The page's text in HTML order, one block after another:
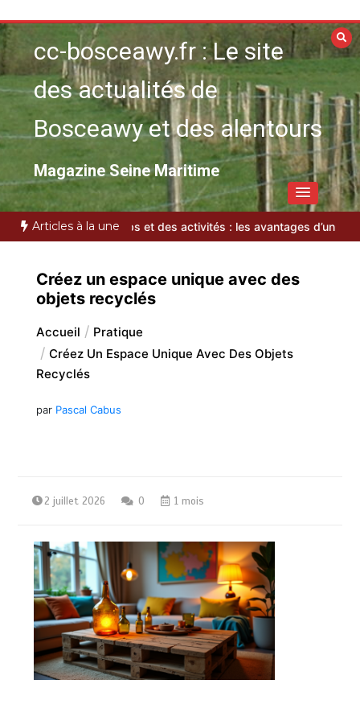
au
contenucc-bosceawy.fr : Le site
des actualités de
Bosceawy et des alentours
Magazine Seine Maritime
Articles à la une
gestion des temps et des activités : les avantages d’un logiciel
Créez un espace unique avec des
objets recyclés
Accueil
Pratique
Créez Un Espace Unique Avec Des Objets
Recyclés
par Pascal Cabus
2 juillet 2026 0 1 mois